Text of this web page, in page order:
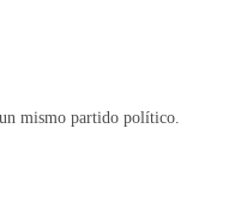
mismo partido político.